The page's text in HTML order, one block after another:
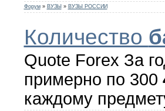
Форум » ВУЗЫ » ВУЗЫ РОССИИ
Количество
Quote Forex За
примерно по 300
каждому